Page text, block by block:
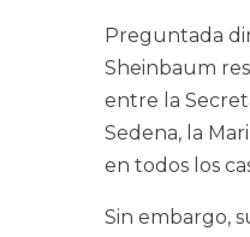
Preguntada
Sheinbaum
entre la
Sedena, la
en todos los
Sin embargo,